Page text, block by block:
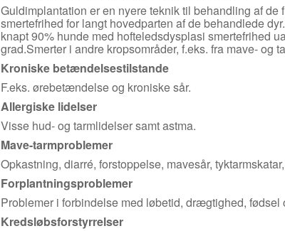
Guldimplantation er en nyere teknik til behandling af
smertefrihed for langt hovedparten af de behandlede
knapt 90% hunde med hofteledsdysplasi smertefrihed
grad.Smerter i andre kropsområder, f.eks. fra mave- og
Kroniske betændelsestilstande
F.eks. ørebetændelse og kroniske sår.
Allergiske lidelser
Visse hud- og tarmlidelser samt astma.
Mave-tarmproblemer
Opkastning, diarré, forstoppelse, mavesår,
Forplantningsproblemer
Problemer i forbindelse med løbetid, drægtighed,
Kredsløbsforstyrrelser